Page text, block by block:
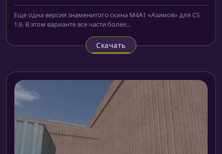
Еще одна версия знаменитого скина M4A1 «Азимов» для CS
1.6. В этом варианте все части более...
Скачать